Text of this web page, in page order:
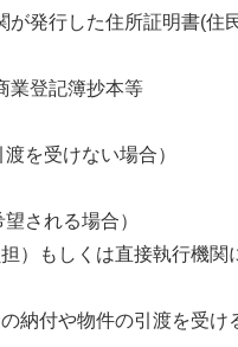
が発行した住所証明書(住
業登記簿抄本等
を受けない場合）
される場合）
）もしくは直接執行機関
納付や物件の引渡を受け